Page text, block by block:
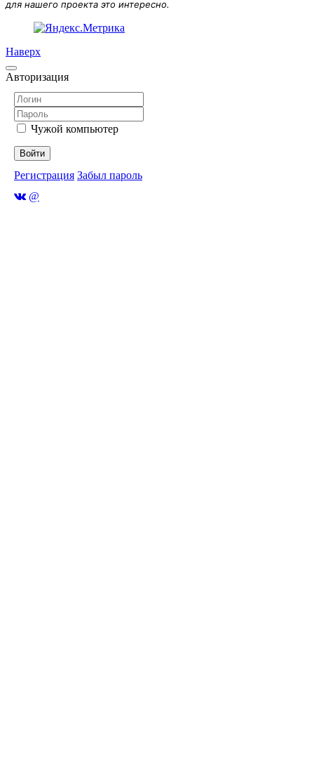
для нашего проекта это интересно.
Наверх
Авторизация
Чужой компьютер
Войти
Регистрация Забыл пароль
@